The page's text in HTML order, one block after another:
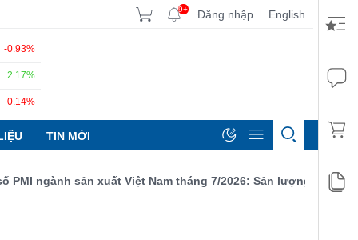
9+ Đăng nhập | English
-0.93%
2.17%
-0.14%
TIN MỚI
ngành sản xuất Việt Nam tháng 7/2026: Sản lượng, số lượng